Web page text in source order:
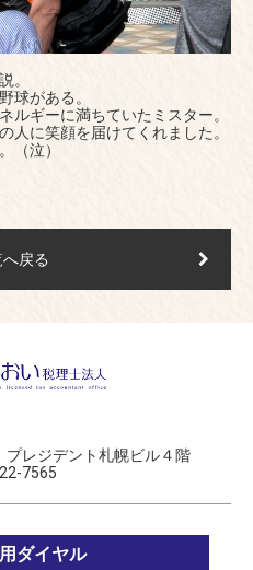
。
球がある。
ルギーに満ちていたミスター。
人に笑顔を届けてくれました。
（泣）
戻る
レジデント札幌ビル４階
7565
ダイヤル